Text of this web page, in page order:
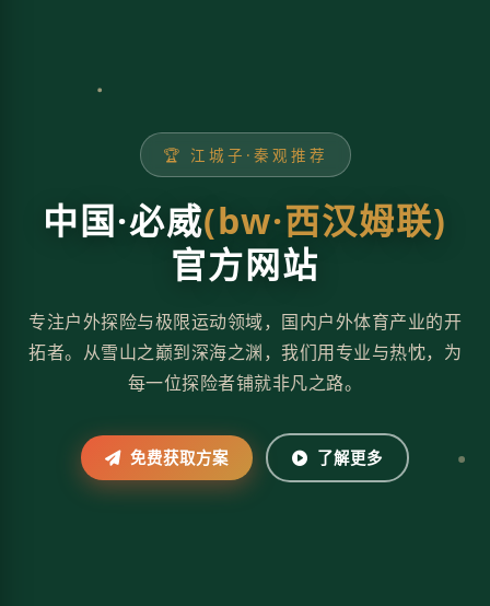
🏆 江城子·秦观推荐
中国·必威(bw·西汉姆联)
官方网站
专注户外探险与极限运动领域，国内户外体育产业的开
拓者。从雪山之巅到深海之渊，我们用专业与热忱，为
每一位探险者铺就非凡之路。
免费获取方案 了解更多